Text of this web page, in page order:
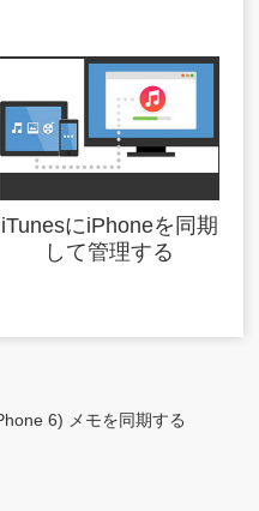
iTunesにiPhoneを同期
して管理する
6) メモを同期する